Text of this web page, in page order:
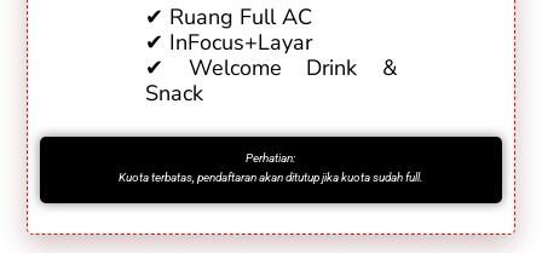
✔ Ruang Full AC
✔ InFocus+Layar
✔ Welcome Drink &
Snack
Perhatian:
Kuota terbatas, pendaftaran akan ditutup jika kuota sudah full.